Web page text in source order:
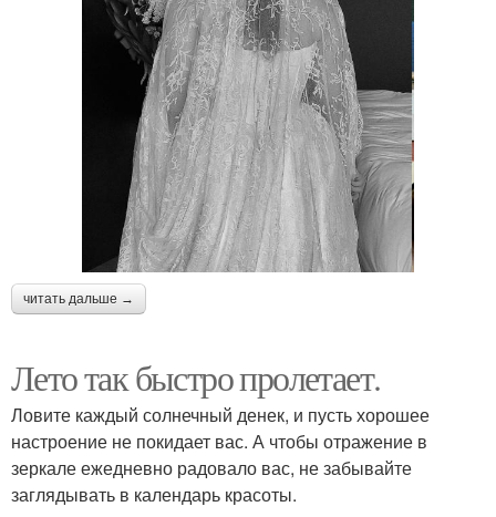
читать дальше →
Лето так быстро пролетает.
Ловите каждый солнечный денек, и пусть хорошее
настроение не покидает вас. А чтобы отражение в
зеркале ежедневно радовало вас, не забывайте
заглядывать в календарь красоты.